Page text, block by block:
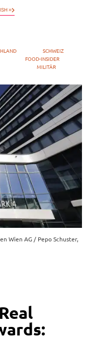
»
SCHWEIZ
FOOD-INSIDER
MILITÄR
Wien AG / Pepo Schuster,